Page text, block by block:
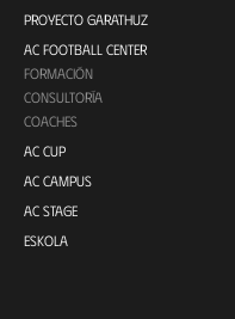
PROYECTO GARATHUZ
AC FOOTBALL CENTER
FORMACIÓN
CONSULTORÍA
COACHES
AC CUP
AC CAMPUS
AC STAGE
ESKOLA